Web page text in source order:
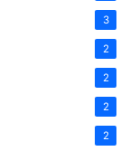
3
2
2
2
2